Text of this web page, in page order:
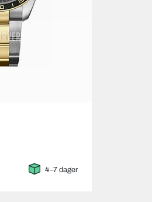
4–7 dager